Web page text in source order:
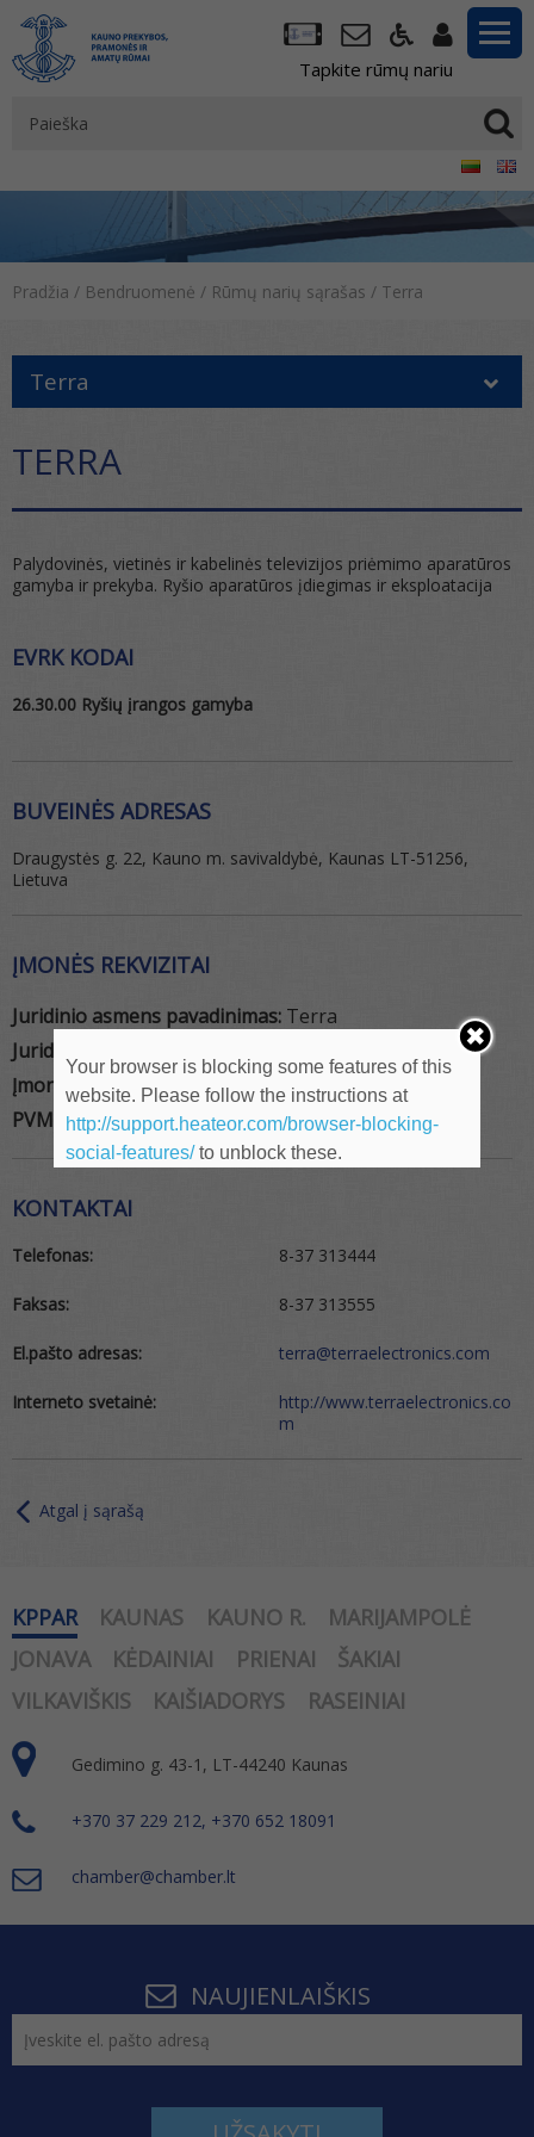
Tapkite rūmų nariu
Pradžia / Bendruomenė / Rūmų narių sąrašas / Terra
Terra
TERRA
Palydovinės, vietinės ir kabelinės televizijos priėmimo aparatūros
gamyba ir prekyba. Ryšio aparatūros įdiegimas ir eksploatacija
EVRK KODAI
26.30.00 Ryšių įrangos gamyba
BUVEINĖS ADRESAS
Draugystės g. 22, Kauno m. savivaldybė, Kaunas LT-51256,
Lietuva
ĮMONĖS REKVIZITAI
Juridinio asmens pavadinimas: Terra
Juridinio asmens tipas:
Įmonės kodas: 132669961
PVM kodas: LT326699610
KONTAKTAI
Telefonas:
Faksas:
El.pašto adresas:
Interneto svetainė:
8-37 313444
8-37 313555
terra@terraelectronics.com
http://www.terraelectronics.co
m
Atgal į sąrašą
KPPAR KAUNAS KAUNO R.
MARIJAMPOLĖ
JONAVA
KĖDAINIAI PRIENAI
ŠAKIAI
VILKAVIŠKIS
KAIŠIADORYS RASEINIAI
Gedimino g. 43-1, LT-44240 Kaunas
+370 37 229 212, +370 652 18091
chamber@chamber.lt
NAUJIENLAIŠKIS
Your browser is blocking some features of this
website. Please follow the instructions at
http://support.heateor.com/browser-blocking-
social-features/to unblock these.